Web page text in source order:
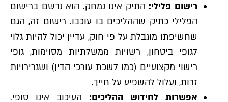
רישום פלילי: התיק אינו נמחק. הוא נרשם ברישום
הפלילי כתיק שההליכים בו עוכבו. רישום זה, הגם
שחשיפתו מוגבלת על פי חוק, עדיין יכול להיות גלוי
לגופי ביטחון, רשויות ממשלתיות מסוימות, גופי
רישוי מקצועיים (כמו לשכת עורכי הדין) ושגרירויות
זרות, ועלול להשפיע על חייך.
אפשרות לחידוש ההליכים: העיכוב אינו סופי.